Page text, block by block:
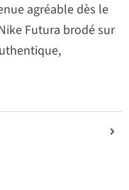
agréable dès le
Futura brodé sur